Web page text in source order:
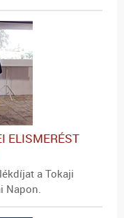
ELISMERÉST
a Tokaji
Napon.